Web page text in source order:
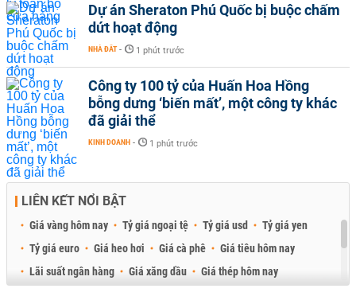
Dự án Sheraton Phú Quốc bị buộc chấm
dứt hoạt động
NHÀ ĐẤT - 1 phút trước
Công ty 100 tỷ của Huấn Hoa Hồng
bỗng dưng ‘biến mất’, một công ty khác
đã giải thể
KINH DOANH - 1 phút trước
LIÊN KẾT NỔI BẬT
Giá vàng hôm nay Tỷ giá ngoại tệ Tỷ giá usd
Tỷ giá yen
Tỷ giá euro
Giá heo hơi Giá cà phê
Giá tiêu hôm nay
Lãi suất ngân hàng
Giá xăng dầu
Giá thép hôm nay